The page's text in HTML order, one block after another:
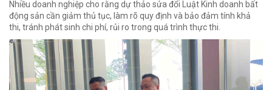
Nhiều doanh nghiệp cho rằng dự thảo sửa đổi Luật Kinh doanh bất
động sản cần giảm thủ tục, làm rõ quy định và bảo đảm tính khả
thi, tránh phát sinh chi phí, rủi ro trong quá trình thực thi.